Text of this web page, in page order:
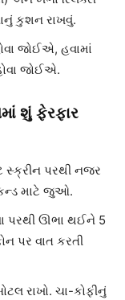
કુશન રાખવું.
જોઈએ, હવામાં
જોઈએ.
શું ફેરફાર
સ્ક્રીન પરથી નજર
માટે જુઓ.
પરથી ઊભા થઈને 5
પર વાત કરતી
રાખો. ચા-કોફીનું